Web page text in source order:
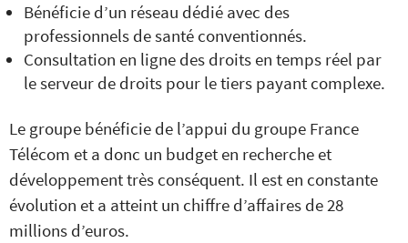
Bénéficie d’un réseau dédié avec des
professionnels de santé conventionnés.
Consultation en ligne des droits en temps réel par
le serveur de droits pour le tiers payant complexe.
Le groupe bénéficie de l’appui du groupe France
Télécom et a donc un budget en recherche et
développement très conséquent. Il est en constante
évolution et a atteint un chiffre d’affaires de 28
millions d’euros.